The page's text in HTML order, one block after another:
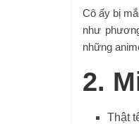
Cô ấy bị
như
những
2.
Thật